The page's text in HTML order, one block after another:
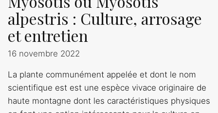
alpestris : Culture, arrosage
et entretien
16 novembre 2022
La plante communément appelée et dont le nom
scientifique est est une espèce vivace originaire de
haute montagne dont les caractéristiques physiques